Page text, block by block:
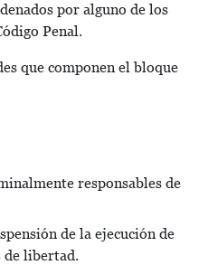
por alguno de los
Penal.
que componen el bloque
responsables de
de la ejecución de
de libertad.